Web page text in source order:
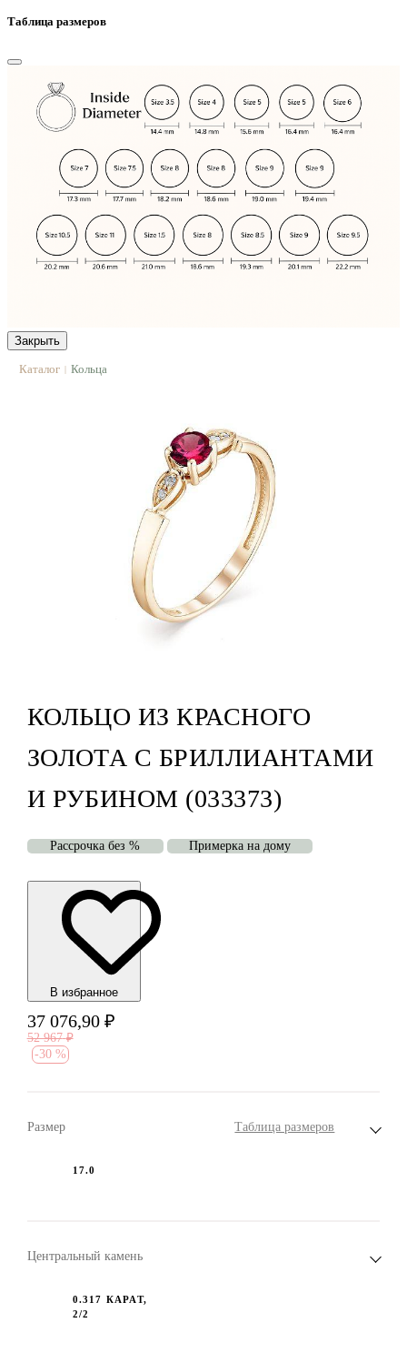
Таблица размеров
Закрыть
Каталог | Кольца
КОЛЬЦО ИЗ КРАСНОГО
ЗОЛОТА С БРИЛЛИАНТАМИ
И РУБИНОМ (033373)
Рассрочка без % Примерка на дому
В избранноe
37 076,90 ₽
52 967 ₽
-30 %
Размер Таблица размеров
17.0
Центральный камень
0.317 КАРАТ,
2/2